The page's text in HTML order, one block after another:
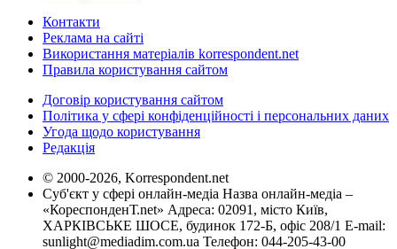
Контакти
Реклама на сайті
Використання матеріалів korrespondent.net
Правила користування сайтом
Договір користування сайтом
Політика у сфері конфіденційності і персональних даних
Угода щодо користування
Редакція
© 2000-2026, Korrespondent.net
Суб'єкт у сфері онлайн-медіа Назва онлайн-медіа –
«КореспонденТ.net» Адреса: 02091, місто Київ,
ХАРКІВСЬКЕ ШОСЕ, будинок 172-Б, офіс 208/1 E-mail:
sunlight@mediadim.com.ua Телефон: 044-205-43-00